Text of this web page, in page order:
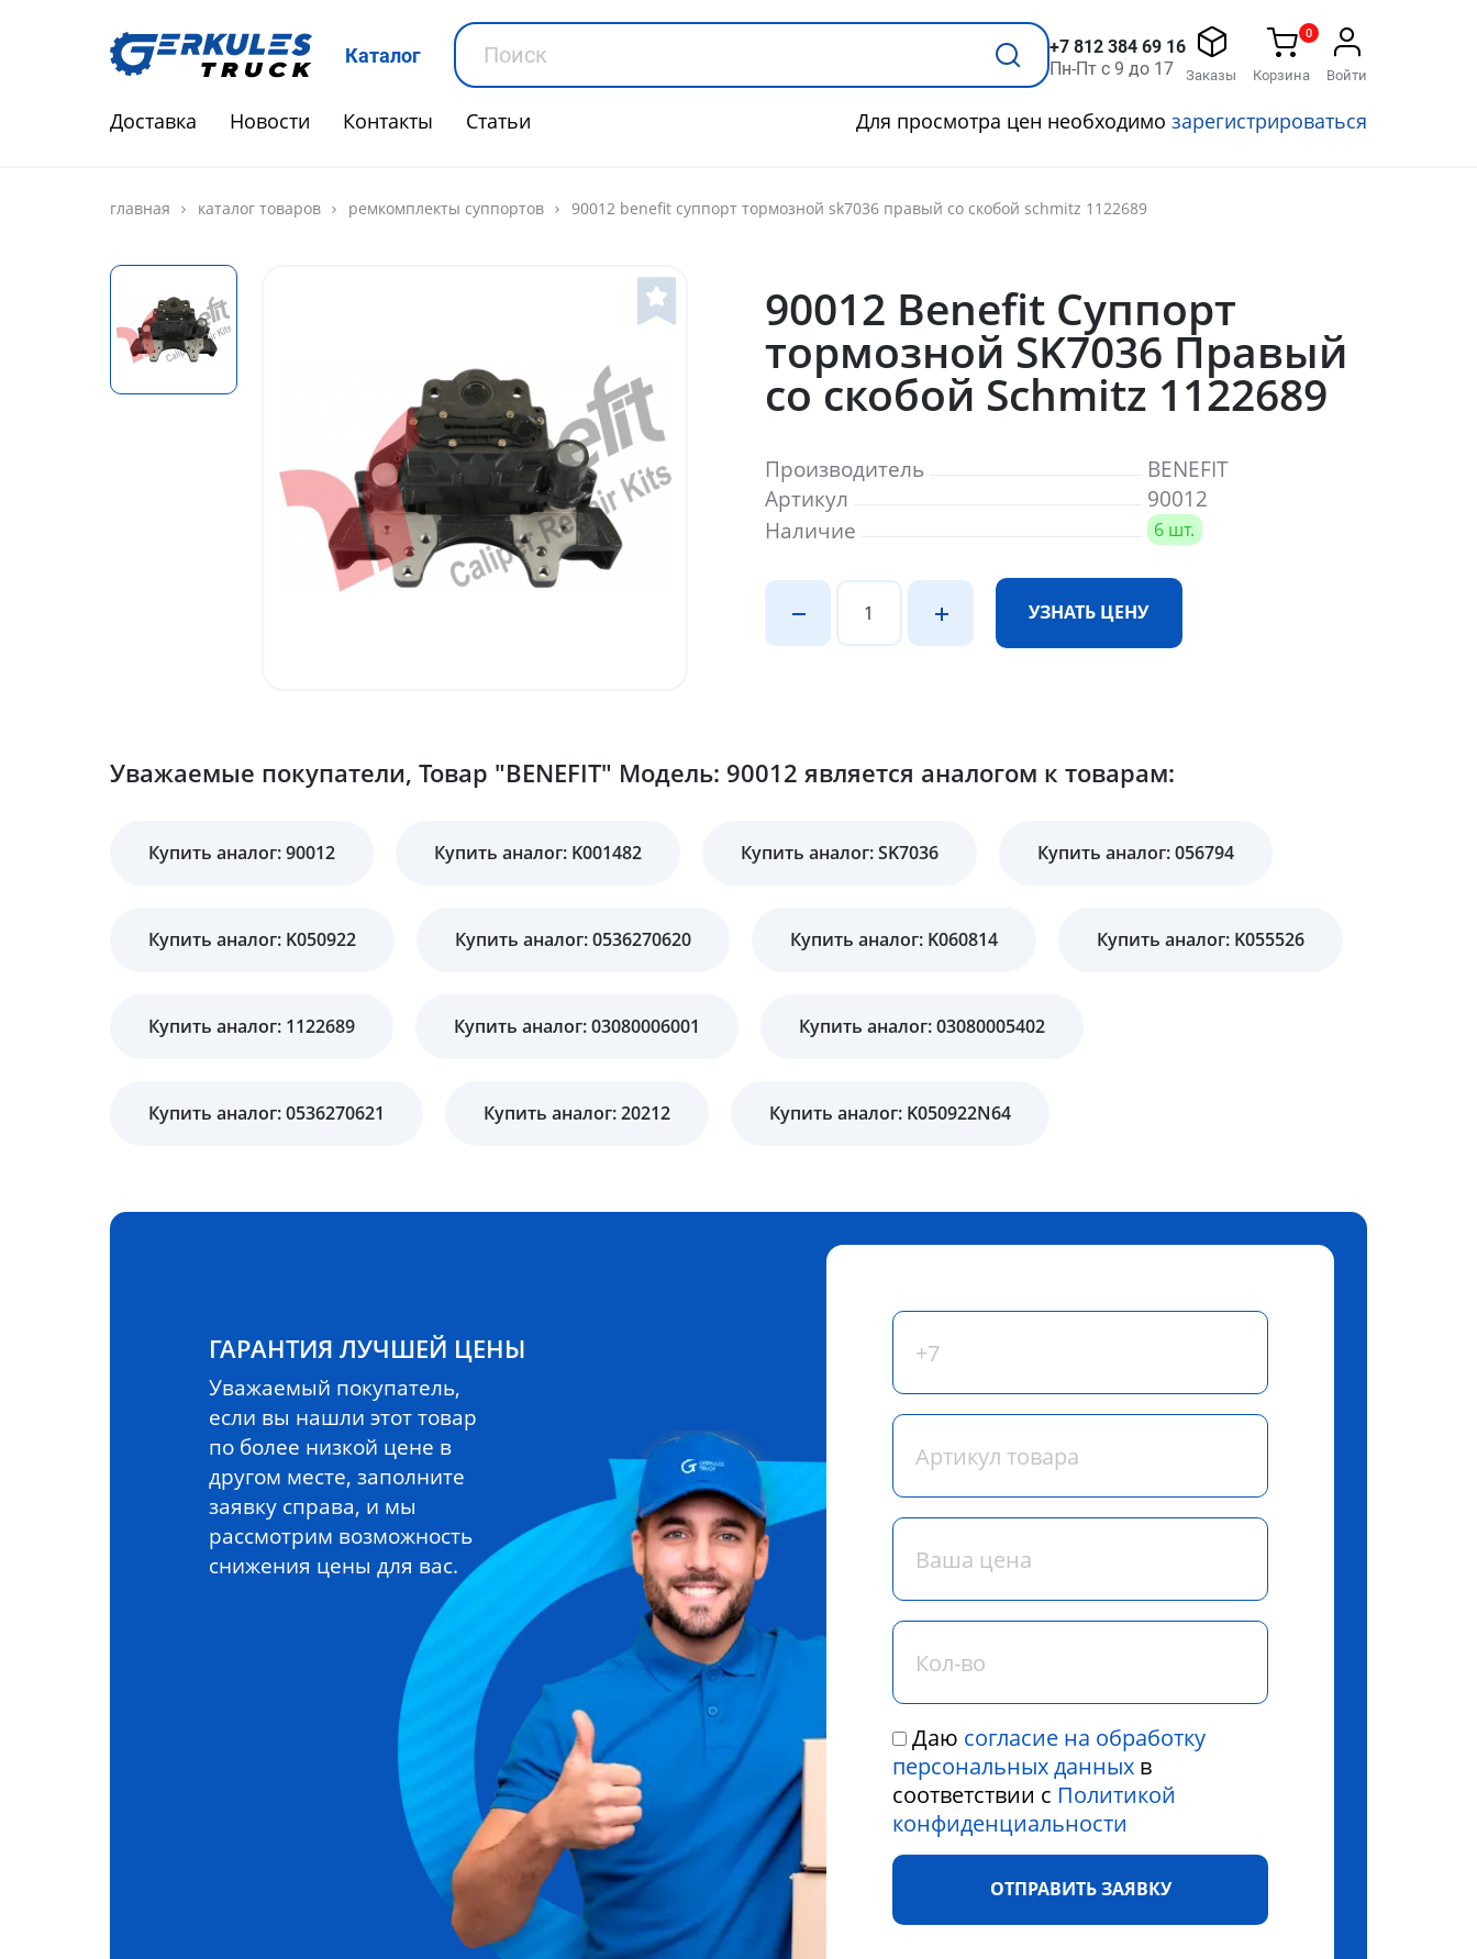
Каталог
+7 812 384 69 16
Пн-Пт с 9 до 17
Заказы
0
Корзина Войти
Доставка Новости Контакты Статьи Для просмотра цен необходимо зарегистрироваться
главная каталог товаров ремкомплекты суппортов 90012 benefit суппорт тормозной sk7036 правый со скобой schmitz 1122689
90012 Benefit Суппорт
тормозной SK7036 Правый
со скобой Schmitz 1122689
Производитель
BENEFIT
Артикул
90012
Наличие
6 шт.
УЗНАТЬ ЦЕНУ
Уважаемые покупатели, Товар "BENEFIT" Модель: 90012 является аналогом к товарам:
Купить аналог: 90012 Купить аналог: K001482 Купить аналог: SK7036 Купить аналог: 056794
Купить аналог: K050922 Купить аналог: 0536270620 Купить аналог: K060814 Купить аналог: K055526
Купить аналог: 1122689 Купить аналог: 03080006001 Купить аналог: 03080005402
Купить аналог: 0536270621 Купить аналог: 20212 Купить аналог: K050922N64
ГАРАНТИЯ ЛУЧШЕЙ ЦЕНЫ
Уважаемый покупатель,
если вы нашли этот товар
по более низкой цене в
другом месте, заполните
заявку справа, и мы
рассмотрим возможность
снижения цены для вас.
Даю согласие на обработку
персональных данных в
соответствии с Политикой
конфиденциальности
ОТПРАВИТЬ ЗАЯВКУ